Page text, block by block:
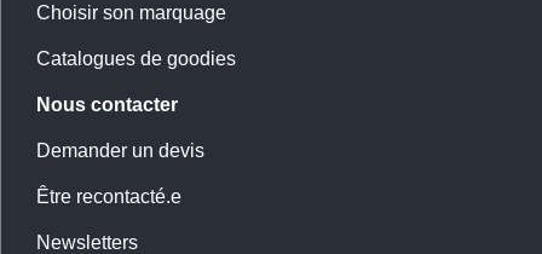
Choisir son marquage
Catalogues de goodies
Nous contacter
Demander un devis
Être recontacté.e
Newsletters